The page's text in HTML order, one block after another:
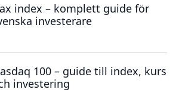
index – komplett guide för
investerare
100 – guide till index, kurs
investering